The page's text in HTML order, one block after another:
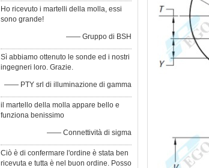
Ho ricevuto i martelli della molla, essi
sono grande!
—— Gruppo di BSH
Sì abbiamo ottenuto le sonde ed i nostri
ingegneri loro. Grazie.
—— PTY srl di illuminazione di gamma
il martello della molla appare bello e
funziona benissimo
—— Connettività di sigma
Ciò è di confermare l'ordine è stata ben
ricevuta e tutta è nel buon ordine. Posso